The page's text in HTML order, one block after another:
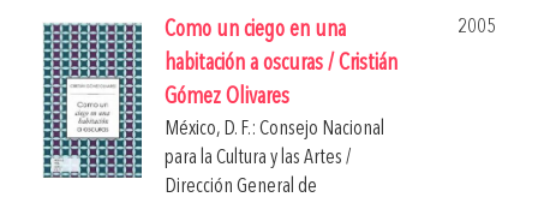
Como un ciego en una
habitación a oscuras / Cristián
Gómez Olivares
2005
México, D. F.: Consejo Nacional
para la Cultura y las Artes /
Dirección General de